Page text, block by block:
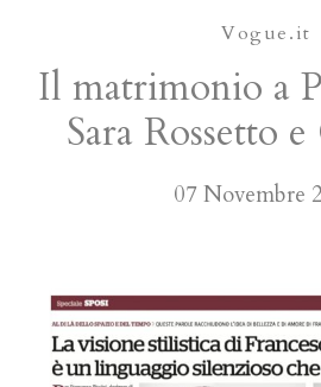
Vogue.it
Il matrimonio a
Sara Rossetto
07 Novembre